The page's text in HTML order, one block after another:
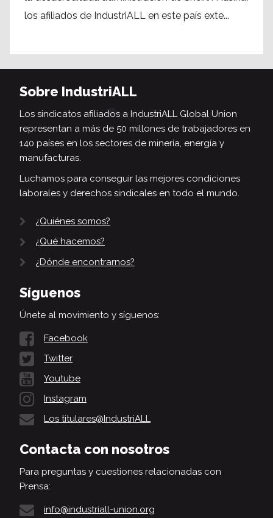
los afiliados de IndustriALL en este país exte...
Sobre IndustriALL
Los sindicatos afiliados a IndustriALL Global Union
representan a más de 50 millones de trabajadores en
140 países en los sectores de minería, energía y
manufacturas.
Luchamos para conseguir las mejores condiciones
laborales y derechos sindicales en todo el mundo.
¿Quiénes somos?
¿Qué hacemos?
¿Dónde encontrarnos?
Síguenos
Únete al movimiento y síguenos:
Facebook
Twitter
Youtube
Instagram
Los titulares@IndustriALL
Contacta con nosotros
Para preguntas y cuestiones relacionadas con
Prensa:
info@industriall-union.org